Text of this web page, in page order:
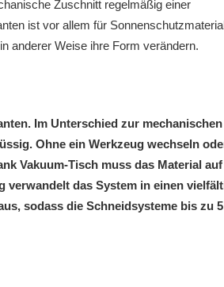
Zuschnitt regelmäßig einer
ist vor allem für
anderer Weise ihre Form verändern.
Im Unterschied zur mechanischen
Ohne ein Werkzeug wechseln
Vakuum-Tisch muss das Material
verwandelt das System in einen
sodass die Schneidsysteme bis zu